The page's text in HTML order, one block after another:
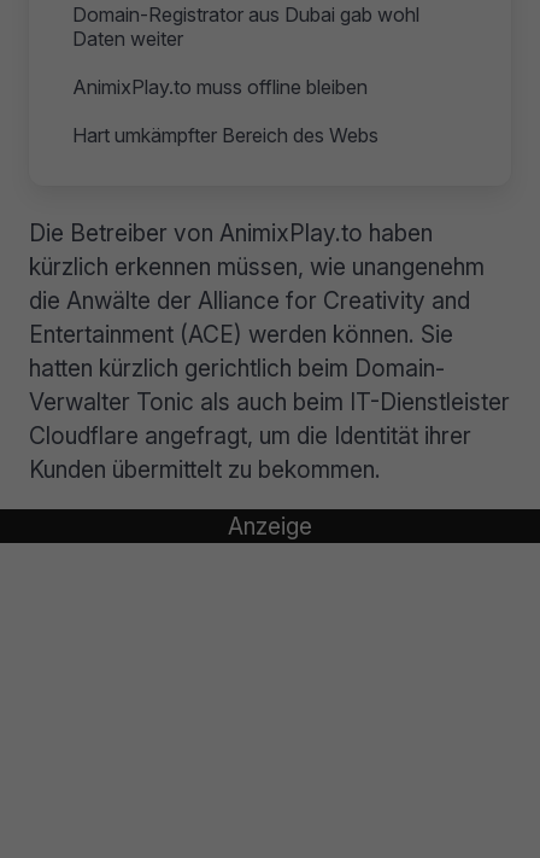
Domain-Registrator aus Dubai gab wohl
Daten weiter
AnimixPlay.to muss offline bleiben
Hart umkämpfter Bereich des Webs
Die Betreiber von AnimixPlay.to haben
kürzlich erkennen müssen, wie unangenehm
die Anwälte der Alliance for Creativity and
Entertainment (ACE) werden können. Sie
hatten kürzlich gerichtlich beim Domain-
Verwalter Tonic als auch beim IT-Dienstleister
Cloudflare angefragt, um die Identität ihrer
Kunden übermittelt zu bekommen.